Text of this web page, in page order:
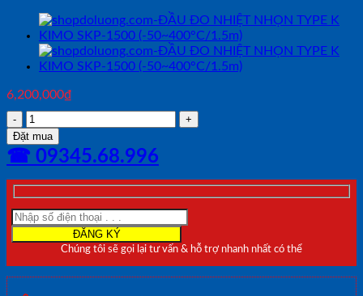
6,200,000₫
ĐẦU
ĐO
NHIỆT
NHỌN
TYPE
K
KIMO
SKP-
1500
(-50~400°C/1.5m)
Đặt mua
☎ 09345.68.996
Chúng tôi sẽ gọi lại tư vấn & hỗ trợ nhanh nhất có thể